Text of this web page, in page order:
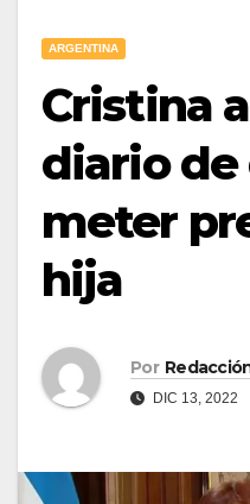
ARGENTINA
Cristina
diario
meter
hija
Por
DIC 13, 2022